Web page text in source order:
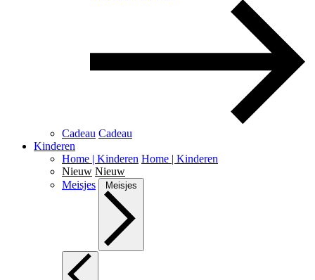
Cadeau Cadeau
Kinderen
Home | Kinderen Home | Kinderen
Nieuw Nieuw
Meisjes
Meisjes